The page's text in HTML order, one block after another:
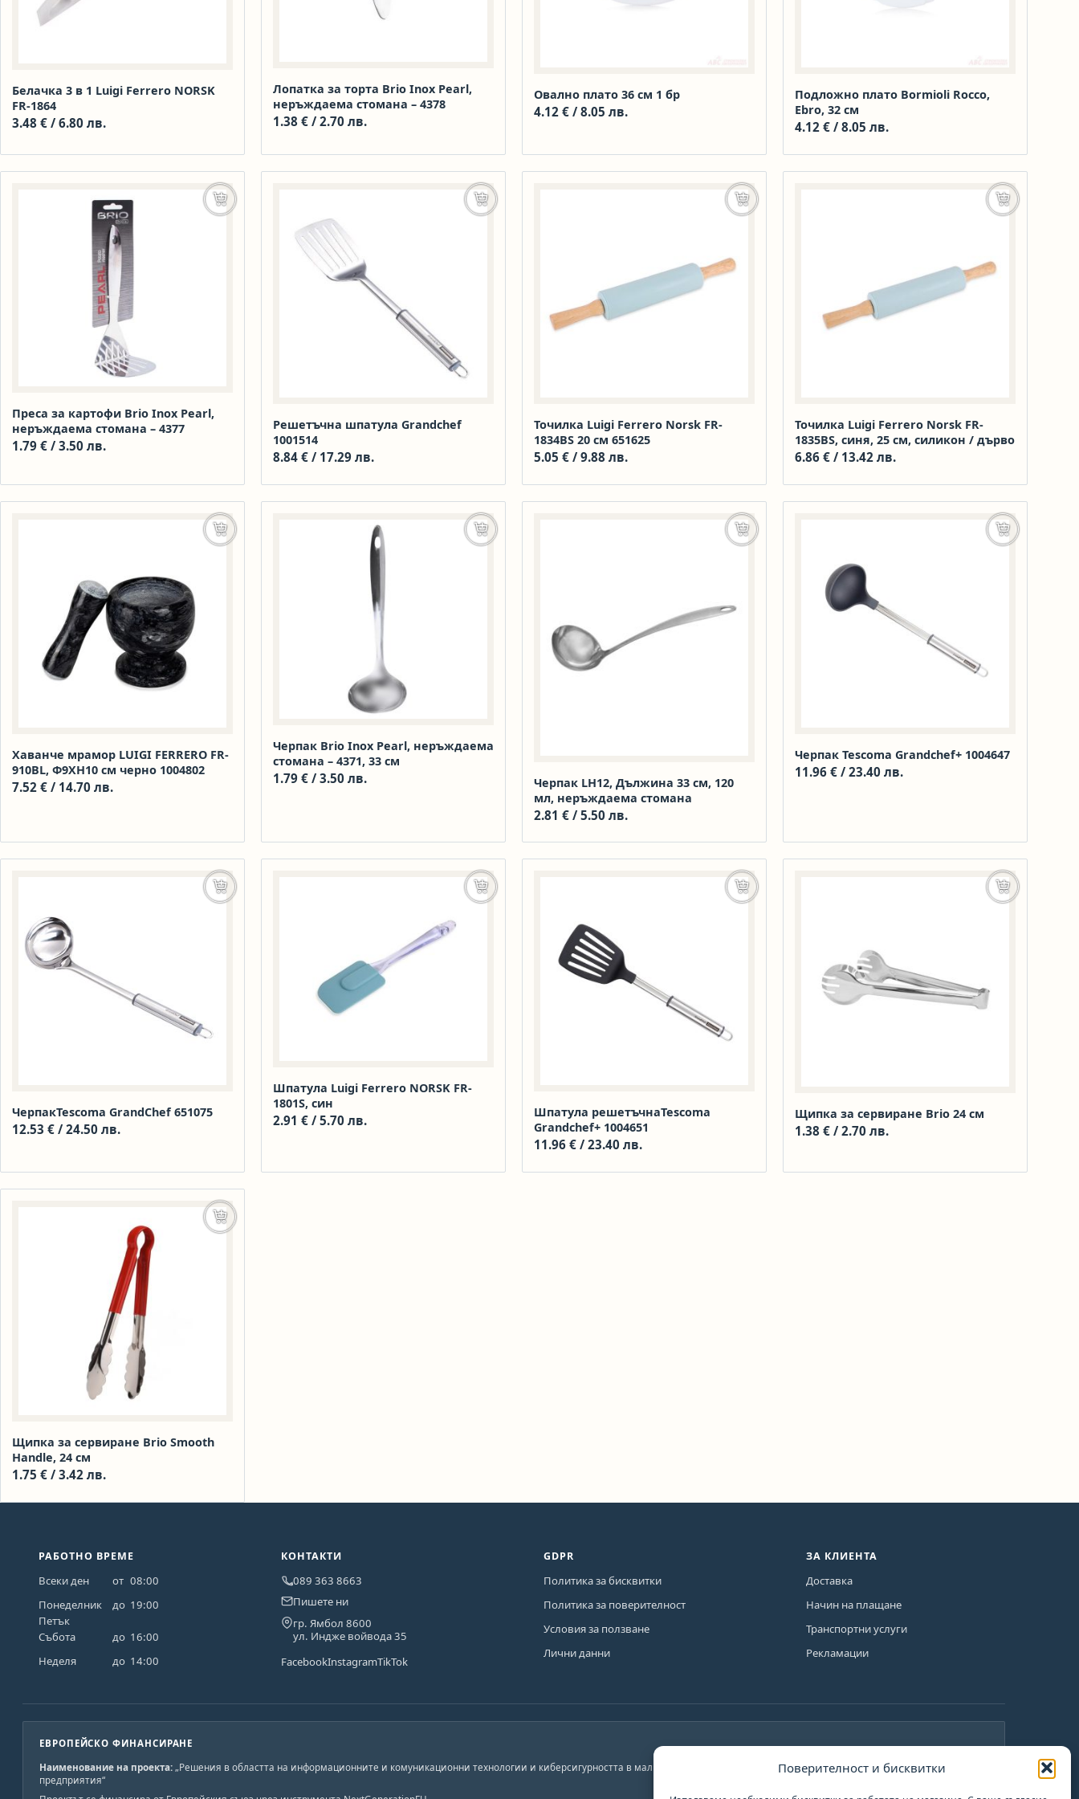
Поверителност и бисквитки
Белачка 3 в 1 Luigi Ferrero NORSK
FR-1864
3.48 € / 6.80 лв.
Лопатка за торта Brio Inox Pearl,
неръждаема стомана – 4378
1.38 € / 2.70 лв.
Овално плато 36 см 1 бр
4.12 € / 8.05 лв.
Подложно плато Bormioli Rocco,
Ebro, 32 см
4.12 € / 8.05 лв.
Преса за картофи Brio Inox Pearl,
неръждаема стомана – 4377
1.79 € / 3.50 лв.
Добавяне в количката
Решетъчна шпатула Grandchef
1001514
8.84 € / 17.29 лв.
Добавяне в количката
Точилка Luigi Ferrero Norsk FR-
1834BS 20 см 651625
5.05 € / 9.88 лв.
Добавяне в количката
Точилка Luigi Ferrero Norsk FR-
1835BS, синя, 25 см, силикон / дърво
6.86 € / 13.42 лв.
Добавяне в
Хаванче мрамор LUIGI FERRERO FR-
910BL, Ф9ХН10 см черно 1004802
7.52 € / 14.70 лв.
Добавяне в количката
Черпак Brio Inox Pearl, неръждаема
стомана – 4371, 33 см
1.79 € / 3.50 лв.
Добавяне в количката
Черпак LH12, Дължина 33 см, 120
мл, неръждаема стомана
2.81 € / 5.50 лв.
Добавяне в количката
Черпак Tescoma Grandchef+ 1004647
11.96 € / 23.40 лв.
Добавяне в
ЧерпакTescoma GrandChef 651075
12.53 € / 24.50 лв.
Добавяне в количката
Шпатула Luigi Ferrero NORSK FR-
1801S, син
2.91 € / 5.70 лв.
Добавяне в количката
Шпатула решетъчнаTescoma
Grandchef+ 1004651
11.96 € / 23.40 лв.
Добавяне в количката
Щипка за сервиране Brio 24 см
1.38 € / 2.70 лв.
Добавяне в
Щипка за сервиране Brio Smooth
Handle, 24 см
1.75 € / 3.42 лв.
Добавяне в количката
РАБОТНО ВРЕМЕ
Всеки ден от 08:00
Понеделник
до 19:00
Петък
Събота
до 16:00
Неделя
до 14:00
КОНТАКТИ
089 363 8663
Пишете ни
гр. Ямбол 8600
ул. Индже войвода 35
FacebookInstagramTikTok
GDPR
Политика за бисквитки
Политика за поверителност
Условия за ползване
Лични данни
ЗА КЛИЕНТА
Доставка
Начин на плащане
Транспортни услуги
Рекламации
ЕВРОПЕЙСКО ФИНАНСИРАНЕ
Наименование на проекта: „Решения в областта на информационните и комуникационни технологии и киберсигурността в малките и средните
предприятия“
План за възстановяване и